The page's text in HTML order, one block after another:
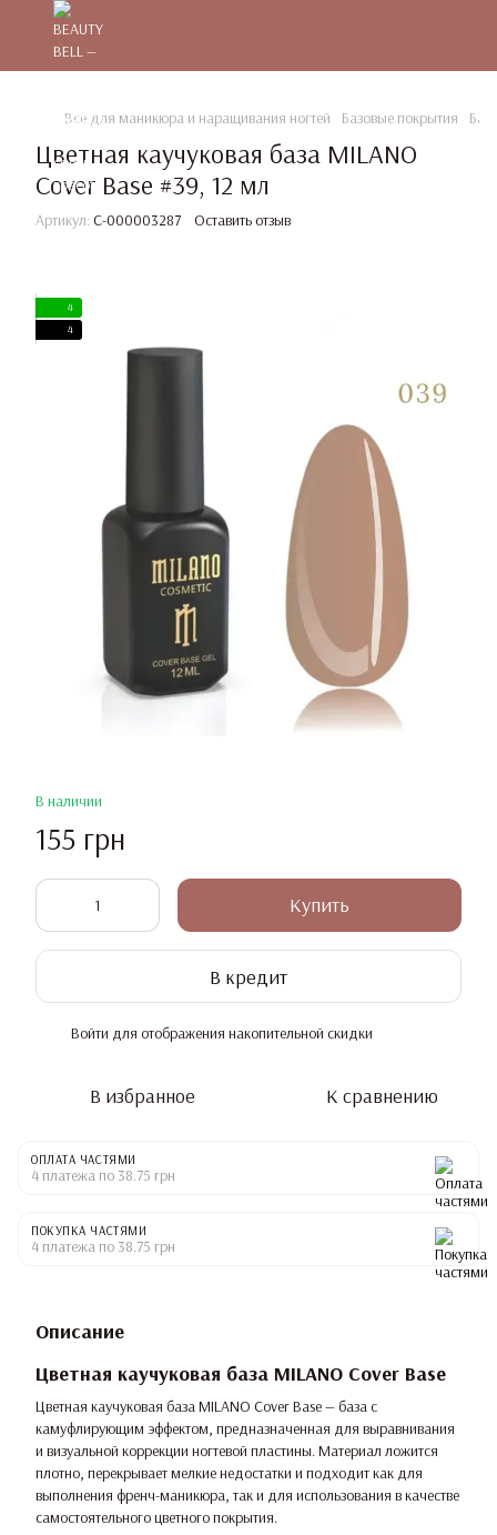
Все для маникюра и наращивания ногтей Базовые покрытия
Цветная каучуковая база MILANO
Cover Base #39, 12 мл
Артикул: C-000003287 Оставить отзыв
4
4
В наличии
155 грн
Купить
В кредит
Войти для отображения накопительной скидки
В избранное К сравнению
ОПЛАТА ЧАСТЯМИ
4 платежа по 38.75 грн
ПОКУПКА ЧАСТЯМИ
4 платежа по 38.75 грн
Описание
Цветная каучуковая база MILANO Cover Base
Цветная каучуковая база MILANO Cover Base — база с
камуфлирующим эффектом, предназначенная для выравнивания
и визуальной коррекции ногтевой пластины. Материал ложится
плотно, перекрывает мелкие недостатки и подходит как для
выполнения френч-маникюра, так и для использования в качестве
самостоятельного цветного покрытия.